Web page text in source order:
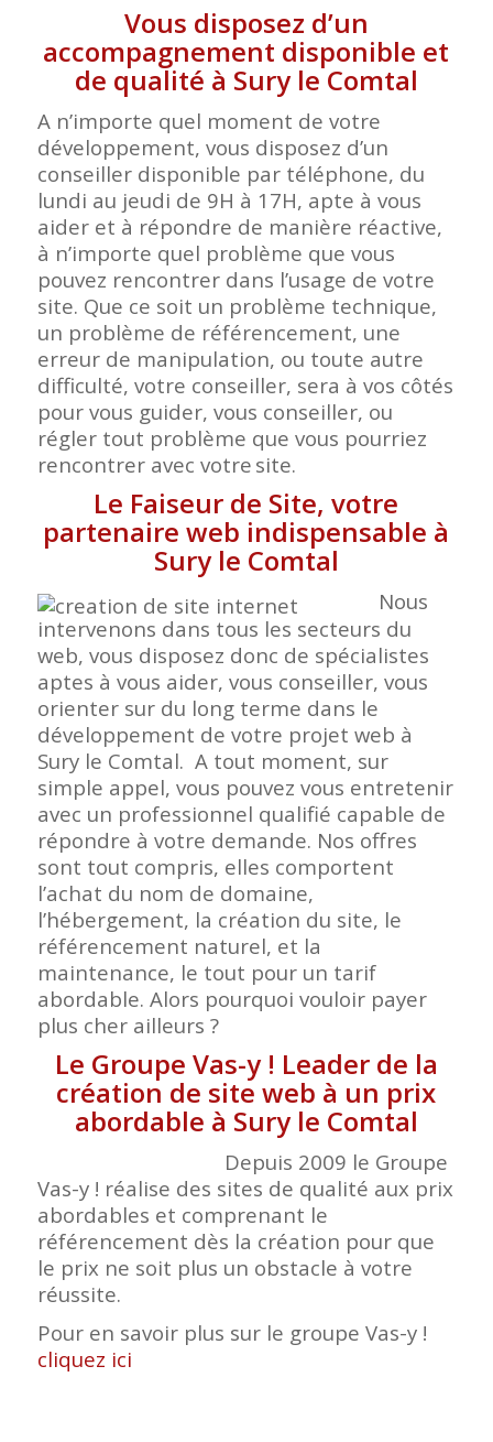
Vous disposez d’un
accompagnement disponible et
de qualité à Sury le Comtal
A n’importe quel moment de votre
développement, vous disposez d’un
conseiller disponible par téléphone, du
lundi au jeudi de 9H à 17H, apte à vous
aider et à répondre de manière réactive,
à n’importe quel problème que vous
pouvez rencontrer dans l’usage de votre
site. Que ce soit un problème technique,
un problème de référencement, une
erreur de manipulation, ou toute autre
difficulté, votre conseiller, sera à vos côtés
pour vous guider, vous conseiller, ou
régler tout problème que vous pourriez
rencontrer avec votre site.
Le Faiseur de Site, votre
partenaire web indispensable à
Sury le Comtal
Nous
intervenons dans tous les secteurs du
web, vous disposez donc de spécialistes
aptes à vous aider, vous conseiller, vous
orienter sur du long terme dans le
développement de votre projet web à
Sury le Comtal. A tout moment, sur
simple appel, vous pouvez vous entretenir
avec un professionnel qualifié capable de
répondre à votre demande. Nos offres
sont tout compris, elles comportent
l’achat du nom de domaine,
l’hébergement, la création du site, le
référencement naturel, et la
maintenance, le tout pour un tarif
abordable. Alors pourquoi vouloir payer
plus cher ailleurs ?
Le Groupe Vas-y ! Leader de la
création de site web à un prix
abordable à Sury le Comtal
Depuis 2009 le Groupe
Vas-y ! réalise des sites de qualité aux prix
abordables et comprenant le
référencement dès la création pour que
le prix ne soit plus un obstacle à votre
réussite.
Pour en savoir plus sur le groupe Vas-y !
cliquez ici